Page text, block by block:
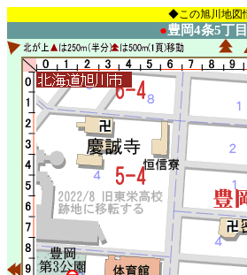
◆この旭川地図
●豊岡4条5丁